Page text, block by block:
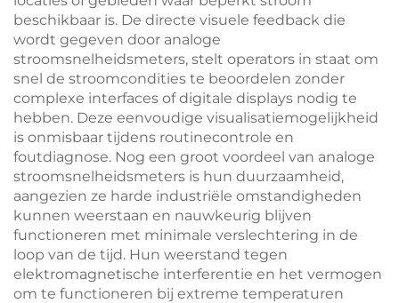
beschikbaar is. De directe visuele feedback die
wordt gegeven door analoge
stroomsnelheidsmeters, stelt operators in staat om
snel de stroomcondities te beoordelen zonder
complexe interfaces of digitale displays nodig te
hebben. Deze eenvoudige visualisatiemogelijkheid
is onmisbaar tijdens routinecontrole en
foutdiagnose. Nog een groot voordeel van analoge
stroomsnelheidsmeters is hun duurzaamheid,
aangezien ze harde industriële omstandigheden
kunnen weerstaan en nauwkeurig blijven
functioneren met minimale verslechtering in de
loop van de tijd. Hun weerstand tegen
elektromagnetische interferentie en het vermogen
om te functioneren bij extreme temperaturen